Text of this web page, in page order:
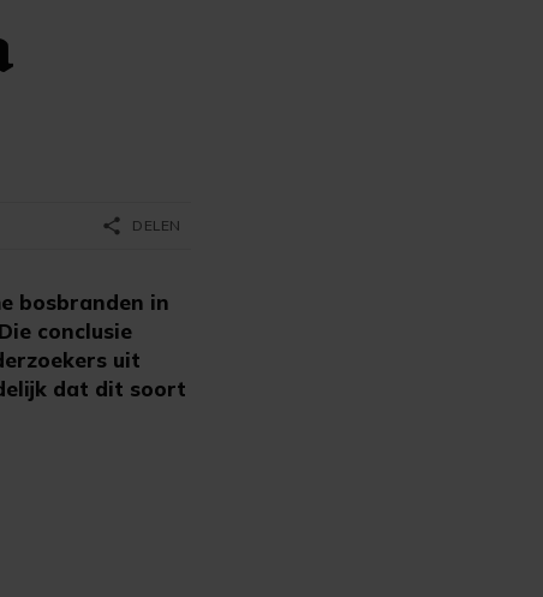
bosbranden in
conclusie
uit
dat dit soort
share DELEN